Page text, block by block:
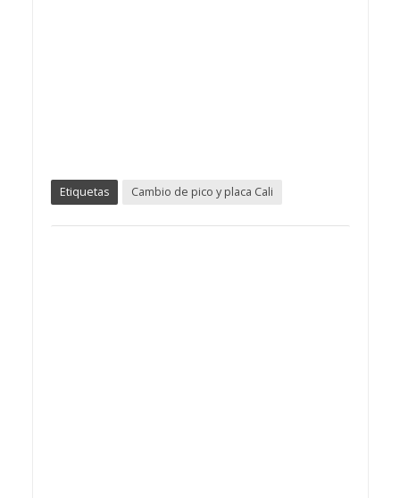
Etiquetas Cambio de pico y placa Cali